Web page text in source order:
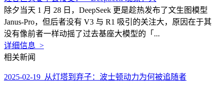
除夕当天 1 月 28 日，DeepSeek 更是趁热发布了文生图模型
Janus-Pro，但后者没有 V3 与 R1 吸引的关注大，原因在于其
没有像前者一样动摇了过去基座大模型的「...
详细信息 >
相关新闻
2025-02-19 从灯塔到弃子：波士顿动力为何被追随者